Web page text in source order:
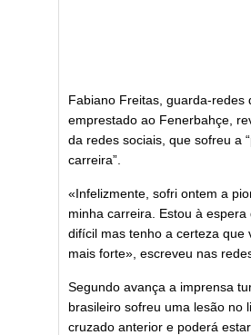
Fabiano Freitas, guarda-redes
emprestado ao Fenerbahçe,
da redes sociais, que sofreu a
carreira”.
«Infelizmente, sofri ontem a
minha carreira. Estou à espera
difícil mas tenho a certeza que
mais forte», escreveu nas
Segundo avança a imprensa
brasileiro sofreu uma lesão no
cruzado anterior e poderá